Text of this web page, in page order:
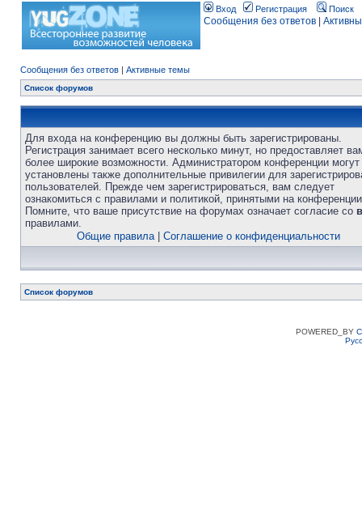
Вход Регистрация Поиск
Сообщения без ответов
Сообщения без ответов | Активные темы
Список форумов
Для входа на конференцию вы должны быть зарегистрированы.
Регистрация занимает всего несколько минут, но предоставляет
более широкие возможности. Администратором конференции
установлены также дополнительные привилегии для
пользователей. Прежде чем зарегистрироваться, вам следует
ознакомиться с правилами и политикой, принятыми на
Помните, что ваше присутствие на форумах означает согласие со
правилами.
Общие правила| Соглашение о конфиденциальности
Список форумов
POWERED_BY